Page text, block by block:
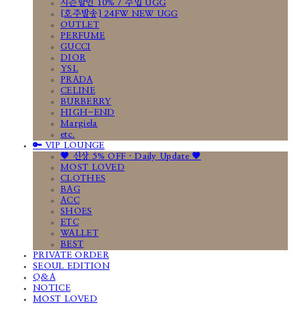
시즌할인 10% / 수입 UGG
[호주발송] 24FW NEW UGG
OUTLET
PERFUME
GUCCI
DIOR
YSL
PRADA
CELINE
BURBERRY
HIGH-END
Margiela
etc.
🔑 VIP LOUNGE
🤎 신상 5% OFF · Daily Update 🤎
MOST LOVED
CLOTHES
BAG
ACC
SHOES
ETC
WALLET
BEST
PRIVATE ORDER
SEOUL EDITION
Q&A
NOTICE
MOST LOVED